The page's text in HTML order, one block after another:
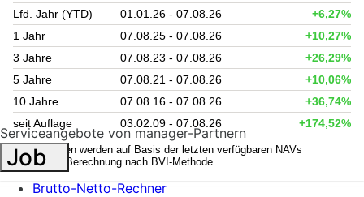
Lfd. Jahr (YTD)
01.01.26 - 07.08.26
+6,27%
1 Jahr
07.08.25 - 07.08.26
+10,27%
3 Jahre
07.08.23 - 07.08.26
+26,29%
5 Jahre
07.08.21 - 07.08.26
+10,06%
10 Jahre
07.08.16 - 07.08.26
+36,74%
seit Auflage
03.02.09 - 07.08.26 +174,52%
1
Kennzahlen werden auf Basis der letzten verfügbaren NAVs
berechnet. Berechnung nach BVI-Methode.
Serviceangebote von manager-Partnern
Job
Brutto-Netto-Rechner